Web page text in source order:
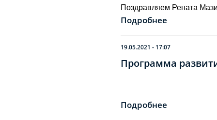
Поздравляем Рената
Подробнее
19.05.2021 - 17:07
Программа
Подробнее